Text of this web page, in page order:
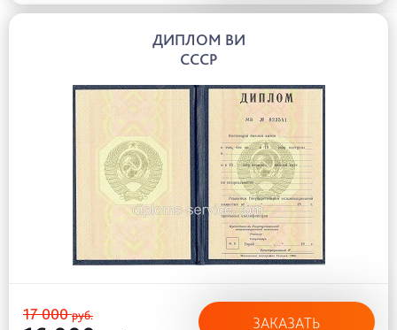
ДИПЛОМ ВИ
СССР
17 000руб. ЗАКАЗАТЬ